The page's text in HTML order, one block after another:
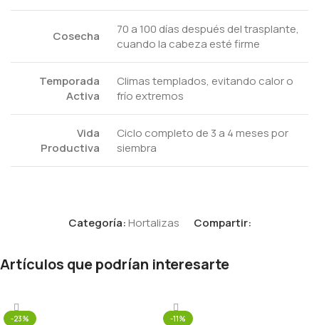
Cosecha
70 a 100 días después del trasplante,
cuando la cabeza esté firme
Temporada
Activa
Climas templados, evitando calor o
frío extremos
Vida
Productiva
Ciclo completo de 3 a 4 meses por
siembra
Categoría:Hortalizas Compartir:
Artículos que podrían interesarte
-23% -11%